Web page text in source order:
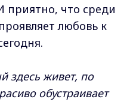
приятно, что среди
любовь к
здесь живет, по
обустраивает